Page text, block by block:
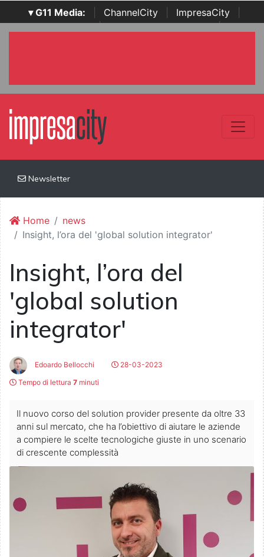
▾ G11 Media: ChannelCity ImpresaCity
SecurityOpenLab | Italian Channel Awards | Italian
Newsletter
Home
news
Insight, l’ora del 'global solution integrator'
Insight, l’ora del
'global solution
integrator'
Edoardo Bellocchi
28-03-2023
Tempo di lettura 7 minuti
Il nuovo corso del solution provider presente da oltre 33
anni sul mercato, che ha l’obiettivo di aiutare le aziende
a compiere le scelte tecnologiche giuste in uno scenario
di crescente complessità